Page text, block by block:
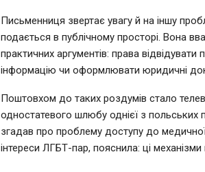
Письменниця звертає увагу й на іншу
подається в публічному просторі. Вона
практичних аргументів: права
інформацію чи оформлювати юридичні
Поштовхом до таких роздумів стало
одностатевого шлюбу однієї з польських
згадав про проблему доступу до
інтереси ЛГБТ-пар, пояснила: ці